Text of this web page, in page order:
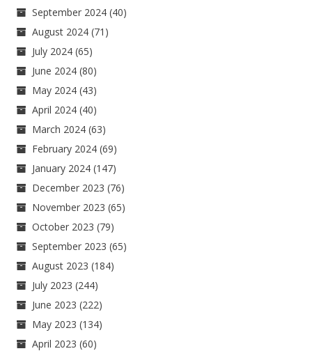
September 2024 (40)
August 2024 (71)
July 2024 (65)
June 2024 (80)
May 2024 (43)
April 2024 (40)
March 2024 (63)
February 2024 (69)
January 2024 (147)
December 2023 (76)
November 2023 (65)
October 2023 (79)
September 2023 (65)
August 2023 (184)
July 2023 (244)
June 2023 (222)
May 2023 (134)
April 2023 (60)